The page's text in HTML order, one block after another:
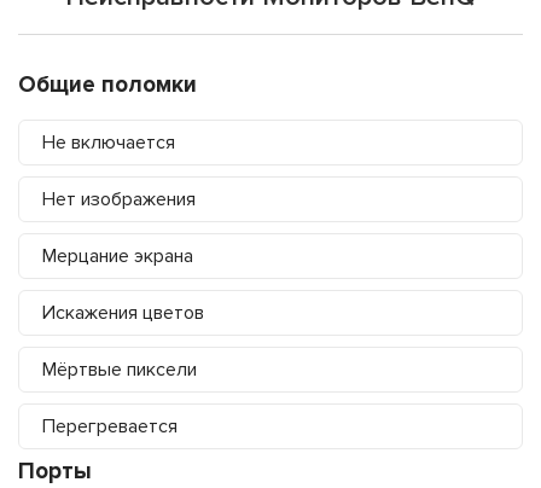
Общие поломки
Не включается
Нет изображения
Мерцание экрана
Искажения цветов
Мёртвые пиксели
Перегревается
Порты